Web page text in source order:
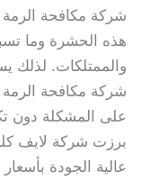
شركة مكافحة
هذه الحشرة وما
والممتلكات. لذلك
شركة مكافحة
على المشكلة دون
برزت شركة لايف
عالية الجودة